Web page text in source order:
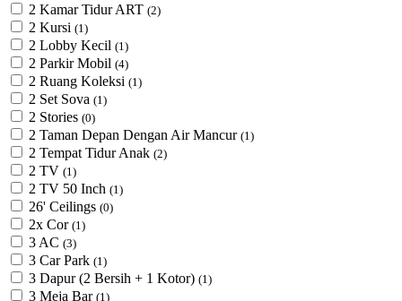
2 Kamar Tidur ART (2)
2 Kursi (1)
2 Lobby Kecil (1)
2 Parkir Mobil (4)
2 Ruang Koleksi (1)
2 Set Sova (1)
2 Stories (0)
2 Taman Depan Dengan Air Mancur (1)
2 Tempat Tidur Anak (2)
2 TV (1)
2 TV 50 Inch (1)
26' Ceilings (0)
2x Cor (1)
3 AC (3)
3 Car Park (1)
3 Dapur (2 Bersih + 1 Kotor) (1)
3 Meja Bar (1)